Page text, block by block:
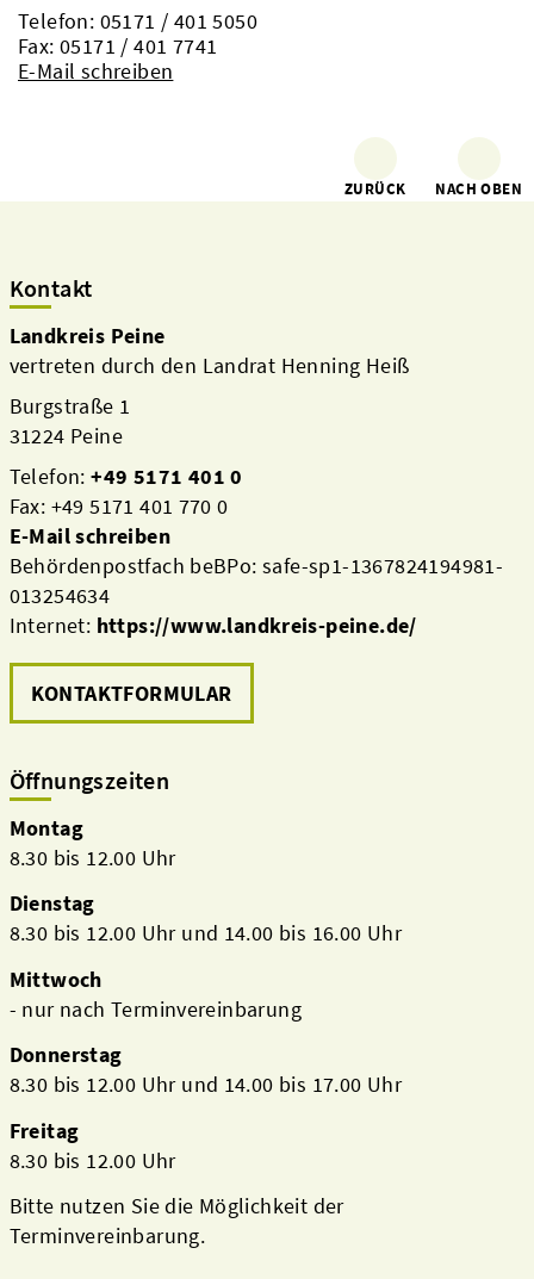
Telefon: 05171 / 401 5050
Fax: 05171 / 401 7741
E-Mail schreiben
ZURÜCK NACH OBEN
Kontakt
Landkreis Peine
vertreten durch den Landrat Henning Heiß
Burgstraße 1
31224 Peine
Telefon:+49 5171 401 0
Fax: +49 5171 401 770 0
E-Mail schreiben
Behördenpostfach beBPo: safe-sp1-1367824194981-
013254634
Internet: https://www.landkreis-peine.de/
KONTAKTFORMULAR
Öffnungszeiten
Montag
8.30 bis 12.00 Uhr
Dienstag
8.30 bis 12.00 Uhr und 14.00 bis 16.00 Uhr
Mittwoch
- nur nach Terminvereinbarung
Donnerstag
8.30 bis 12.00 Uhr und 14.00 bis 17.00 Uhr
Freitag
8.30 bis 12.00 Uhr
Bitte nutzen Sie die Möglichkeit der
Terminvereinbarung.